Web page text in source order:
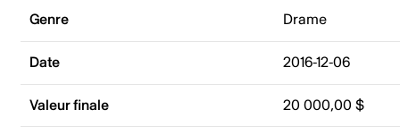
Genre Drame
Date 2016-12-06
Valeur finale 20 000,00 $